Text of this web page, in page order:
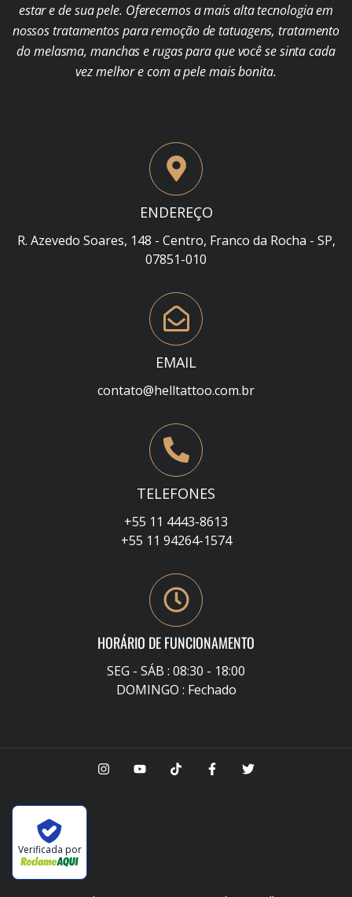
estar e de sua pele. Oferecemos a mais alta tecnologia em
nossos tratamentos para remoção de tatuagens, tratamento
do melasma, manchas e rugas para que você se sinta cada
vez melhor e com a pele mais bonita.
ENDEREÇO
R. Azevedo Soares, 148 - Centro, Franco da Rocha - SP,
07851-010
EMAIL
contato@helltattoo.com.br
TELEFONES
+55 11 4443-8613
+55 11 94264-1574
HORÁRIO DE FUNCIONAMENTO
SEG - SÁB : 08:30 - 18:00
DOMINGO : Fechado
Verificada por